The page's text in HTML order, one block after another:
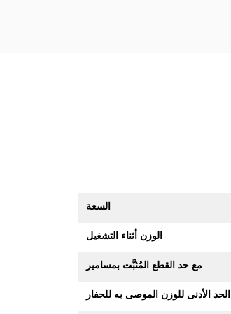
السعة
الوزن أثناء التشغيل
مع حد القطع المُثبَّت بمسامير
الحد الأدنى للوزن الموصى به للحفار